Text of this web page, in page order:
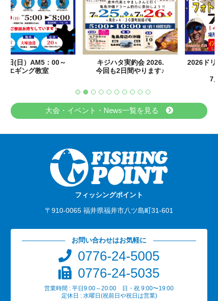
キジハタ実釣会 2026.
今回も2日間やります♪
2026ドリームアップ交流会＆
表彰式
大会・イベント・News一覧を見る
フィッシングポイント
〒910-0065 福井県福井市八ツ島町31-601
お問い合わせはお気軽に
0776-24-5005
0776-24-5035
営業時間 : 平日9:00～20:00 日・祝 9:00〜19:00
定休日 : 水曜日(祝前日や祝日は営業)